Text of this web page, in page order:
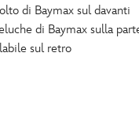
di Baymax sul davanti
di Baymax sulla
sul retro